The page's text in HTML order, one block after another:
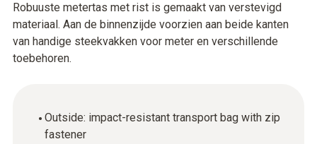
Robuuste metertas met rist is gemaakt van verstevigd
materiaal. Aan de binnenzijde voorzien aan beide kanten
van handige steekvakken voor meter en verschillende
toebehoren.
Outside: impact-resistant transport bag with zip
fastener